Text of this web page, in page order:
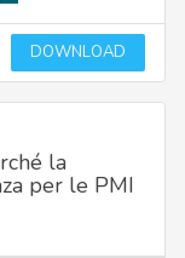
DOWNLOAD
la
per le PMI